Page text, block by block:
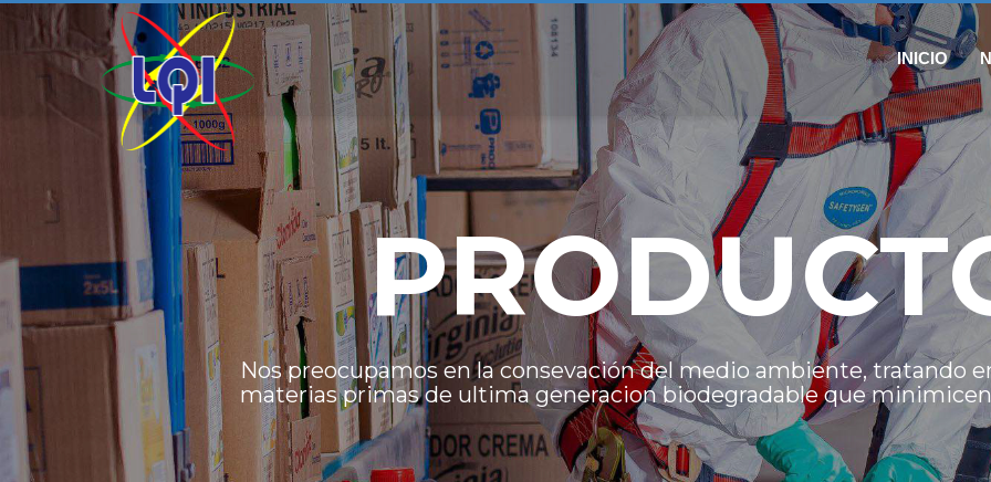
INICIO
Nos preocupamos en la consevación del medio ambiente, tratando
materias primas de ultima generacion biodegradable que